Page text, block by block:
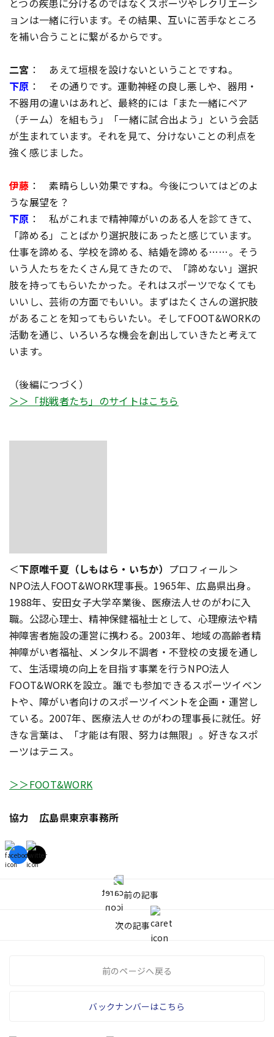
とつの疾患に分けるのではなくスポーツやレクリエーシ
ョンは一緒に行います。その結果、互いに苦手なところ
を補い合うことに繋がるからです。
二宮 ： あえて垣根を設けないということですね。
下原 ： その通りです。運動神経の良し悪しや、器用・
不器用の違いはあれど、最終的には「また一緒にペア
（チーム）を組もう」「一緒に試合出よう」という会話
が生まれています。それを見て、分けないことの利点を
強く感じました。
伊藤 ： 素晴らしい効果ですね。今後についてはどのよ
うな展望を？
下原 ： 私がこれまで精神障がいのある人を診てきて、
「諦める」ことばかり選択肢にあったと感じています。
仕事を諦める、学校を諦める、結婚を諦める……。そう
いう人たちをたくさん見てきたので、「諦めない」選択
肢を持ってもらいたかった。それはスポーツでなくても
いいし、芸術の方面でもいい。まずはたくさんの選択肢
があることを知ってもらいたい。そしてFOOT&WORKの
活動を通じ、いろいろな機会を創出していきたと考えて
います。
（後編につづく）
＞＞「挑戦者たち」のサイトはこちら
＜下原唯千夏（しもはら・いちか） プロフィール＞
NPO法人FOOT&WORK理事長。1965年、広島県出身。
1988年、安田女子大学卒業後、医療法人せのがわに入
職。公認心理士、精神保健福祉士として、心理療法や精
神障害者施設の運営に携わる。2003年、地域の高齢者精
神障がい者福祉、メンタル不調者・不登校の支援を通し
て、生活環境の向上を目指す事業を行うNPO法人
FOOT&WORKを設立。誰でも参加できるスポーツイベン
トや、障がい者向けのスポーツイベントを企画・運営し
ている。2007年、医療法人せのがわの理事長に就任。好
きな言葉は、「才能は有限、努力は無限」。好きなスポ
ーツはテニス。
＞＞FOOT&WORK
協力 広島県東京事務所
前の記事
次の記事
前のページへ戻る
バックナンバーはこちら